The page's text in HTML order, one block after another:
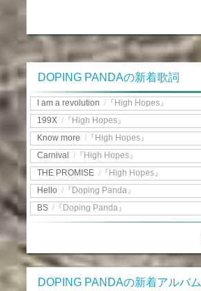
DOPING PANDAの新着歌詞
I am a revolution / 『High Hopes』
199X / 『High Hopes』
Know more / 『High Hopes』
Carnival / 『High Hopes』
THE PROMISE / 『High Hopes』
Hello / 『Doping Panda』
BS / 『Doping Panda』
DOPING PANDAの新着アルバム